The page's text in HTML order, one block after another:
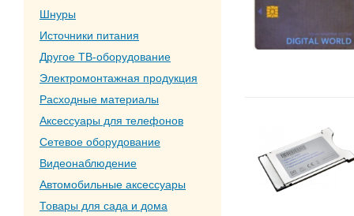
Шнуры
Источники питания
Другое ТВ-оборудование
Электромонтажная продукция
Расходные материалы
Аксессуары для телефонов
Сетевое оборудование
Видеонаблюдение
Автомобильные аксессуары
Товары для сада и дома